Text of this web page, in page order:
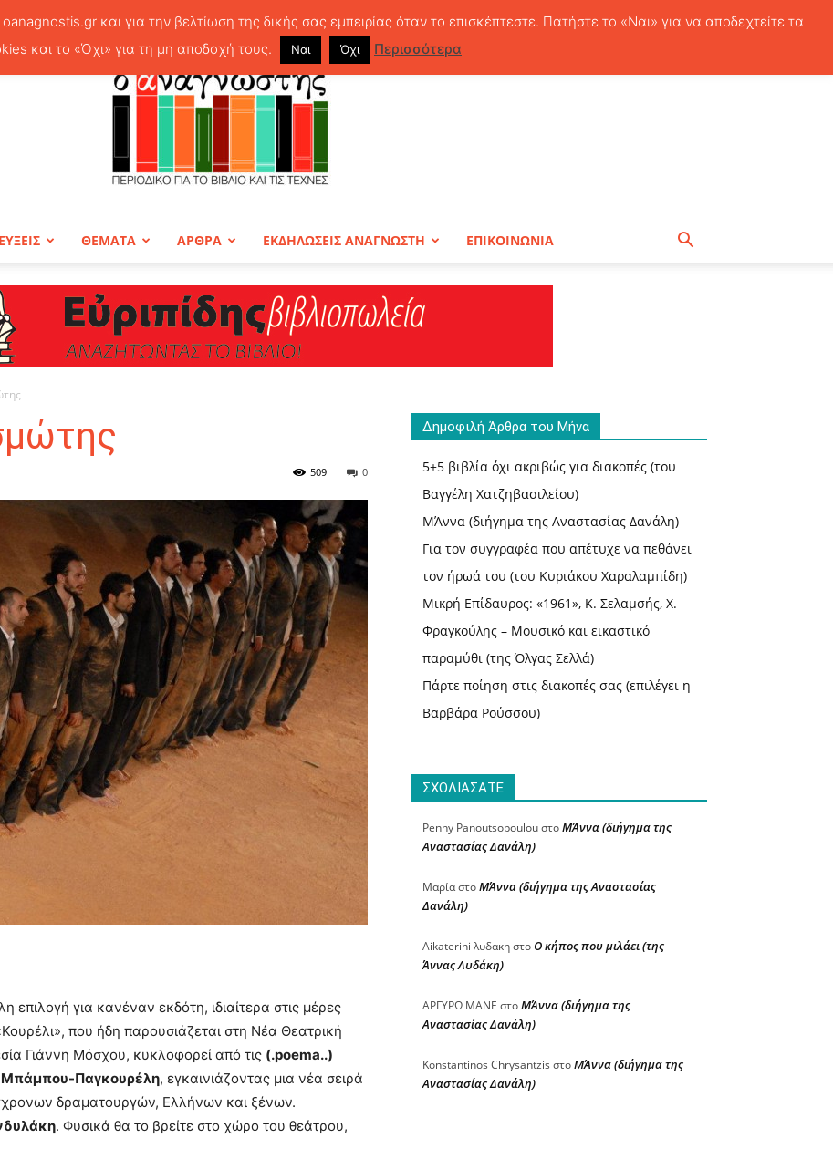
Παρασκευή, 7 Αυγούστου, 2026
ΑΝΑΓΝΩΣΤΗΣ
ΓΙΑ
ΤΙΣ
ΘΕΜΑΤΑ ΑΡΘΡΑ ΕΚΔΗΛΩΣΕΙΣ ΑΝΑΓΝΩΣΤΗ ΕΠΙΚΟΙΝΩΝΙΑ
0
509
επιλογή για κανέναν εκδότη, ιδιαίτερα στις μέρες
που ήδη παρουσιάζεται στη Νέα Θεατρική
Γιάννη Μόσχου, κυκλοφορεί από τις (.poema..)
Μπάμπου-Παγκουρέλη, εγκαινιάζοντας μια νέα σειρά
δραματουργών, Ελλήνων και ξένων.
. Φυσικά θα το βρείτε στο χώρο του θεάτρου,
Δημοφιλή Άρθρα του Μήνα
5+5 βιβλία όχι ακριβώς για διακοπές (του
Βαγγέλη Χατζηβασιλείου)
ΜΆννα (διήγημα της Αναστασίας Δανάλη)
Για τον συγγραφέα που απέτυχε να πεθάνει
τον ήρωά του (του Κυριάκου Χαραλαμπίδη)
Μικρή Επίδαυρος: «1961», Κ. Σελαμσής, Χ.
Φραγκούλης – Μουσικό και εικαστικό
παραμύθι (της Όλγας Σελλά)
Πάρτε ποίηση στις διακοπές σας (επιλέγει η
Βαρβάρα Ρούσσου)
ΣΧΟΛΙΑΣΑΤΕ
Penny PanoutsopoulouστοΜΆννα (διήγημα της
Αναστασίας Δανάλη)
ΜαρίαστοΜΆννα (διήγημα της Αναστασίας
Δανάλη)
Aikaterini λυδακηστοΟ κήπος που μιλάει (της
Άννας Λυδάκη)
ΑΡΓΥΡΩ ΜΑΝΕ στοΜΆννα (διήγημα της
Αναστασίας Δανάλη)
Konstantinos Chrysantzis στοΜΆννα (διήγημα της
Αναστασίας Δανάλη)
και για την βελτίωση της δικής σας εμπειρίας όταν το επισκέπτεστε. Πατήστε το «Ναι» για να αποδεχτείτε τα
και το «Όχι» για τη μη αποδοχή τους.
Ναι Όχι Περισσότερα